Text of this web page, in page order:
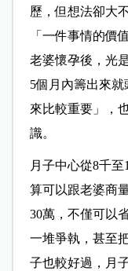
歷，但想法卻大
「一件事情的價
老婆懷孕後，光
5個月內籌出來
來比較重要」，
識。
月子中心從8千
算可以跟老婆商
30萬，不僅可以
一堆爭執，甚至
子也較好過，月